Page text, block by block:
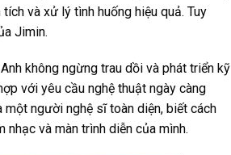
và xử lý tình huống hiệu quả. Tuy
Jimin.
không ngừng trau dồi và phát triển kỹ
với yêu cầu nghệ thuật ngày càng
người nghệ sĩ toàn diện, biết cách
và màn trình diễn của mình.